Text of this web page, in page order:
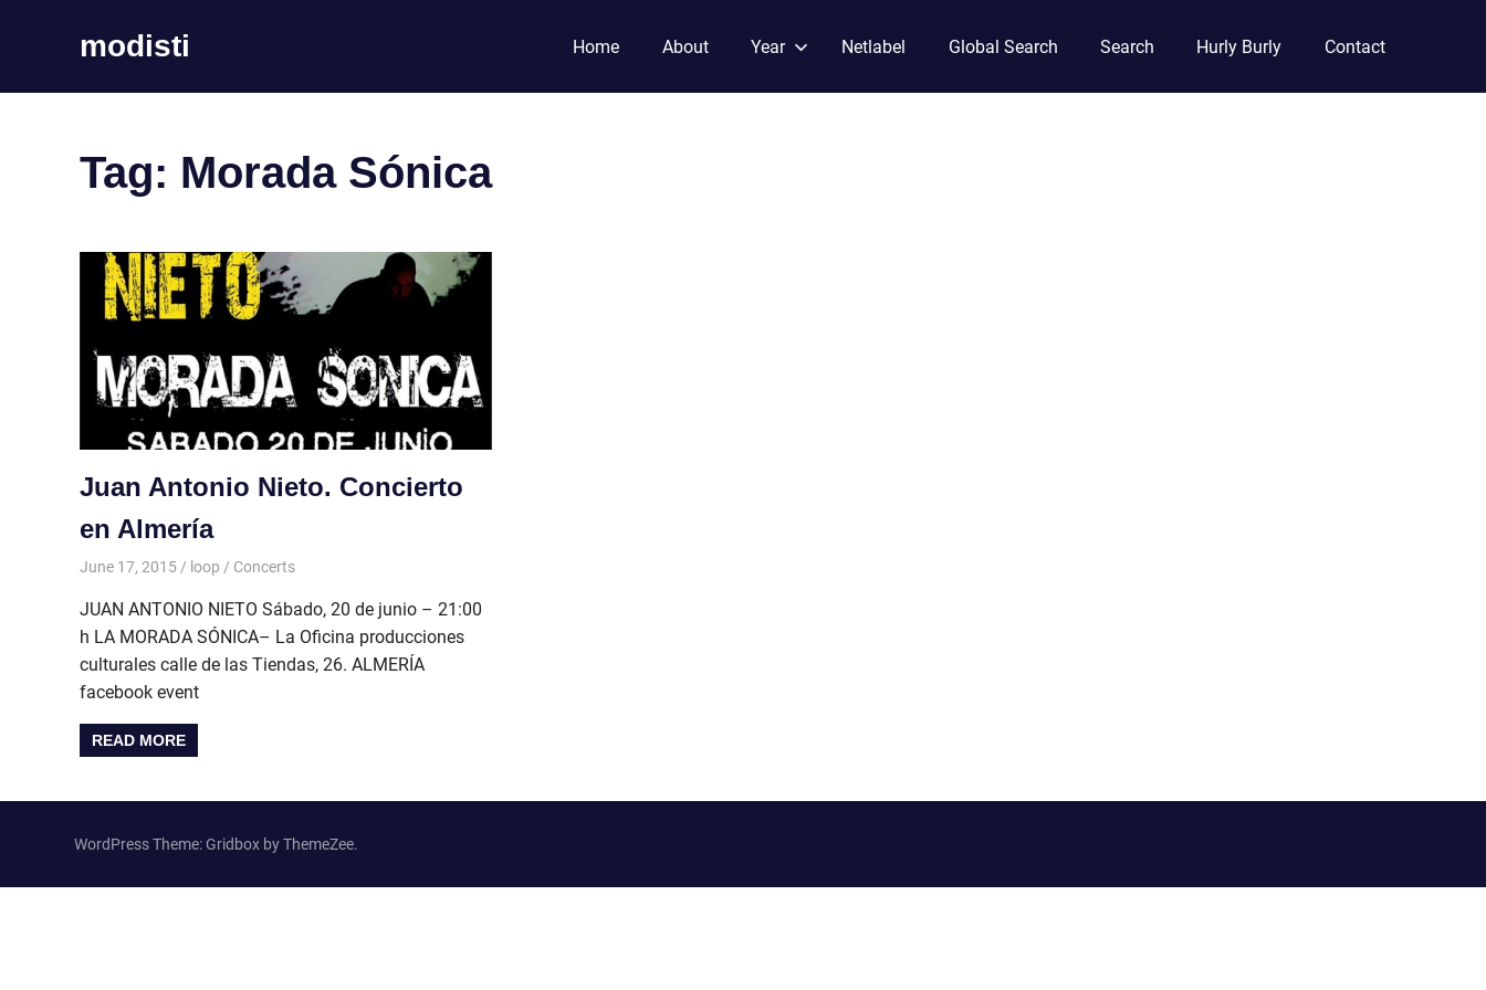
modisti Home About Year Netlabel Global Search Search Hurly Burly Contact
Tag: Morada Sónica
Juan Antonio Nieto. Concierto
en Almería
June 17, 2015 loop Concerts
JUAN ANTONIO NIETO Sábado, 20 de junio – 21:00
h LA MORADA SÓNICA– La Oficina producciones
culturales calle de las Tiendas, 26. ALMERÍA
facebook event
READ MORE
WordPress Theme: Gridbox by ThemeZee.